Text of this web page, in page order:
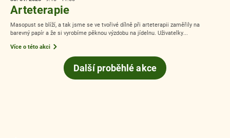
Arteterapie
Masopust se blíží, a tak jsme se ve tvořivé dílně při arteterapii zaměřily na
barevný papír a že si vyrobíme pěknou výzdobu na jídelnu. Uživatelky...
Více o této akci
Další proběhlé akce